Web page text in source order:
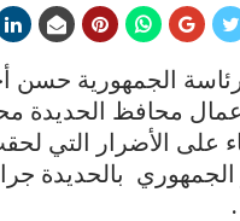
رئاسة الجمهورية
محافظ الحديدة
على الأضرار التي
بالحديدة